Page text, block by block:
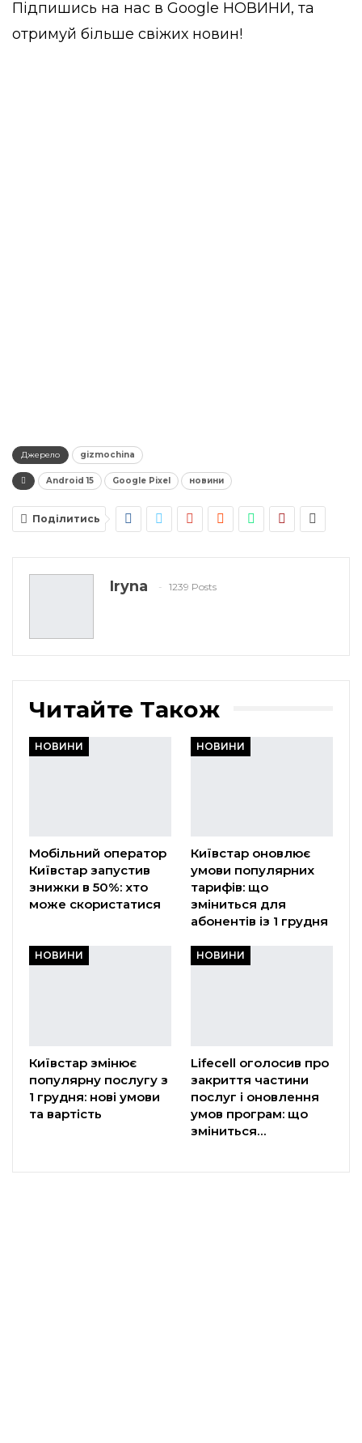
Підпишись на нас в Google НОВИНИ, та
отримуй більше свіжих новин!
Джерело gizmochina
Android 15 Google Pixel новини
Поділитись
Iryna 1239 Posts
Читайте Також
НОВИНИ
Мобільний оператор
Київстар запустив
знижки в 50%: хто
може скористатися
НОВИНИ
Київстар оновлює
умови популярних
тарифів: що
зміниться для
абонентів із 1 грудня
НОВИНИ
Київстар змінює
популярну послугу з
1 грудня: нові умови
та вартість
НОВИНИ
Lifecell оголосив про
закриття частини
послуг і оновлення
умов програм: що
зміниться…